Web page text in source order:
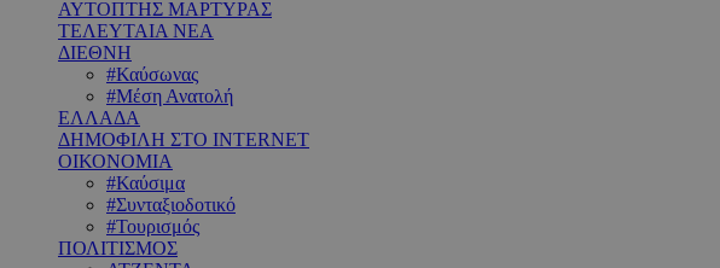
ΑΥΤΟΠΤΗΣ ΜΑΡΤΥΡΑΣ
ΤΕΛΕΥΤΑΙΑ ΝΕΑ
ΔΙΕΘΝΗ
#Καύσωνας
#Μέση Ανατολή
ΕΛΛΑΔΑ
ΔΗΜΟΦΙΛΗ ΣΤΟ INTERNET
ΟΙΚΟΝΟΜΙΑ
#Καύσιμα
#Συνταξιοδοτικό
#Τουρισμός
ΠΟΛΙΤΙΣΜΟΣ